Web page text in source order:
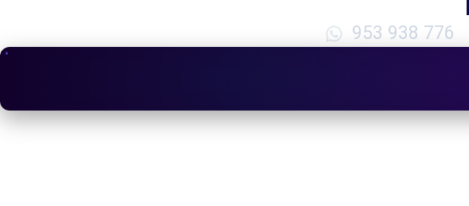
953 938 776